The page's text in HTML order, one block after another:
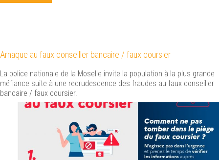
Arnaque au faux conseiller bancaire / faux coursier
La police nationale de la Moselle invite la population à la plus grande
méfiance suite à une recrudescence des fraudes au faux conseiller
bancaire / faux coursier.